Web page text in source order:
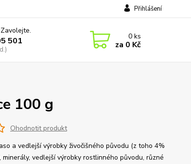
Přihlášení
501 0ks
za 0 Kč
100 g
Ohodnotit produkt
a vedlejší výrobky živočišného původu (z toho 4%
minerály, vedlejší výrobky rostlinného původu, různé